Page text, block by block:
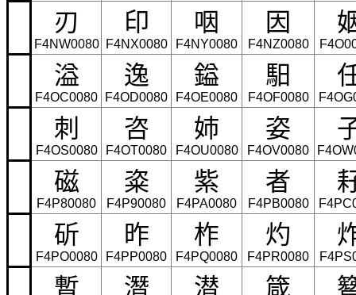
刃
F4NW0080
印
F4NX0080
咽
F4NY0080
因
F4NZ0080
溢
F4OC0080
逸
F4OD0080
鎰
F4OE0080
馹
F4OF0080
刺
F4OS0080
咨
F4OT0080
姉
F4OU0080
姿
F4OV0080
磁
F4P80080
粢
F4P90080
紫
F4PA0080
者
F4PB0080
斫
F4PO0080
昨
F4PP0080
柞
F4PQ0080
灼
F4PR0080
暫 潛 潜 箴